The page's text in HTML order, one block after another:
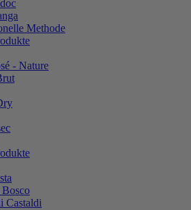
Methode
- Nature
Castaldi